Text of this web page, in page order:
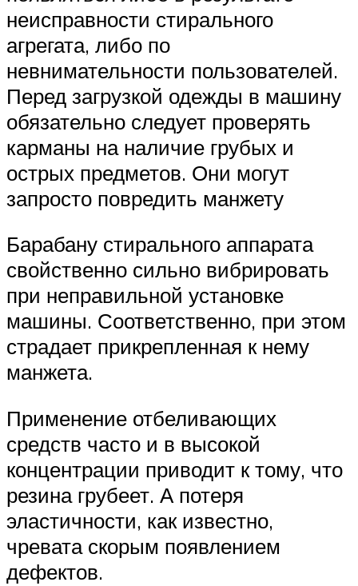
неисправности стирального
агрегата, либо по
невнимательности пользователей.
Перед загрузкой одежды в машину
обязательно следует проверять
карманы на наличие грубых и
острых предметов. Они могут
запросто повредить манжету
Барабану стирального аппарата
свойственно сильно вибрировать
при неправильной установке
машины. Соответственно, при этом
страдает прикрепленная к нему
манжета.
Применение отбеливающих
средств часто и в высокой
концентрации приводит к тому, что
резина грубеет. А потеря
эластичности, как известно,
чревата скорым появлением
дефектов.